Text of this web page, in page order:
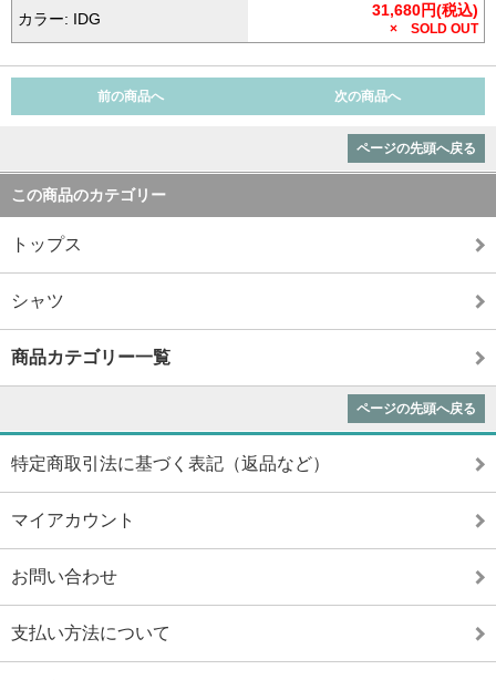
カラー: IDG 31,680円(税込)
× SOLD OUT
前の商品へ 次の商品へ
ページの先頭へ戻る
この商品のカテゴリー
トップス
シャツ
商品カテゴリー一覧
ページの先頭へ戻る
特定商取引法に基づく表記（返品など）
マイアカウント
お問い合わせ
支払い方法について